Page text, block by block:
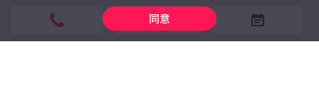
WhatsApp
私隱政策聲明 免責聲明
同意